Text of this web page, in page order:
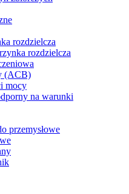
rozdzielcza
rozdzielcza
(ACB)
mocy
na warunki
przemysłowe